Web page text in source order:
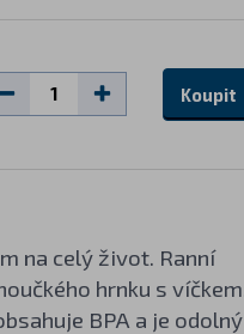
Koupit
na celý život. Ranní
hrnku s víčkem.
BPA a je odolný